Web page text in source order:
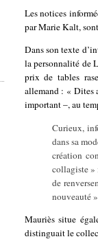
Les notices
par Marie Kalt,
Dans son texte
la personnalité de
prix de tables
allemand : « Dites
important –, au
Curieux,
dans sa
création
collagiste »
de
nouveauté
Mauriès situe
distinguait le